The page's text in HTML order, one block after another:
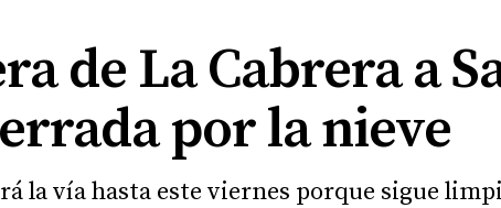
de La Cabrera a
por la nieve
la vía hasta este viernes porque sigue